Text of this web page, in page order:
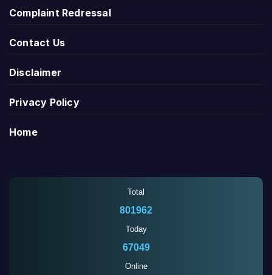
Complaint Redressal
Contact Us
Disclaimer
Privacy Policy
Home
Total
801962
Today
67049
Online